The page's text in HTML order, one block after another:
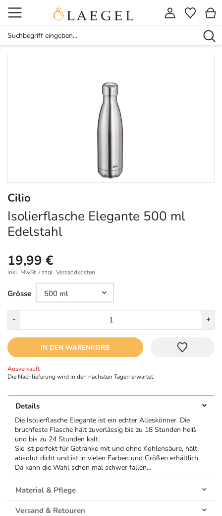
Cilio
Isolierflasche Elegante 500 ml
Edelstahl
19,99 €
inkl. MwSt. / zzgl. Versandkosten
Grösse
- +
IN DEN WARENKORB
Ausverkauft
Die Nachlieferung wird in den nächsten Tagen erwartet.
Details
Die Isolierflasche Elegante ist ein echter Alleskönner. Die
bruchfeste Flasche hält zuverlässig bis zu 18 Stunden heiß
und bis zu 24 Stunden kalt.
Sie ist perfekt für Getränke mit und ohne Kohlensäure, hält
absolut dicht und ist in vielen Farben und Größen erhältlich.
Da kann die Wahl schon mal schwer fallen...
Material & Pflege
Versand & Retouren